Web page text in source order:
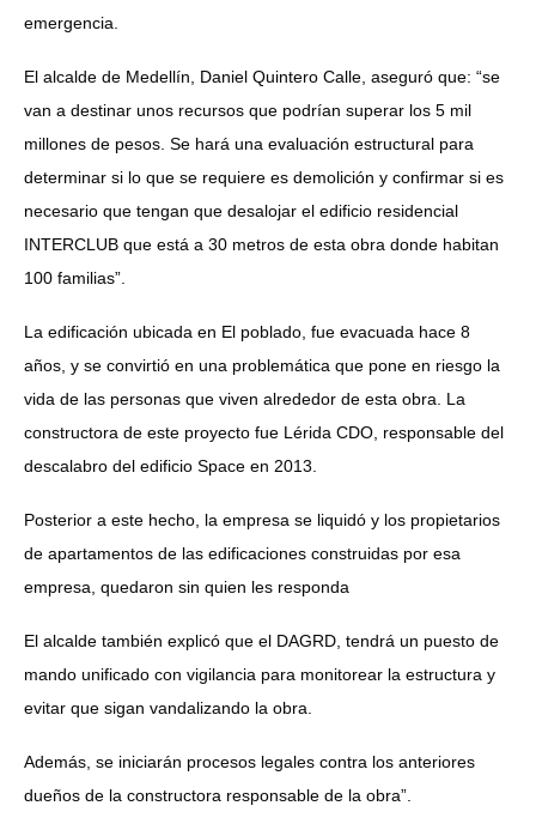
emergencia.
El alcalde de Medellín, Daniel Quintero Calle, aseguró que: “se
van a destinar unos recursos que podrían superar los 5 mil
millones de pesos. Se hará una evaluación estructural para
determinar si lo que se requiere es demolición y confirmar si es
necesario que tengan que desalojar el edificio residencial
INTERCLUB que está a 30 metros de esta obra donde habitan
100 familias”.
La edificación ubicada en El poblado, fue evacuada hace 8
años, y se convirtió en una problemática que pone en riesgo la
vida de las personas que viven alrededor de esta obra. La
constructora de este proyecto fue Lérida CDO, responsable del
descalabro del edificio Space en 2013.
Posterior a este hecho, la empresa se liquidó y los propietarios
de apartamentos de las edificaciones construidas por esa
empresa, quedaron sin quien les responda
El alcalde también explicó que el DAGRD, tendrá un puesto de
mando unificado con vigilancia para monitorear la estructura y
evitar que sigan vandalizando la obra.
Además, se iniciarán procesos legales contra los anteriores
dueños de la constructora responsable de la obra”.